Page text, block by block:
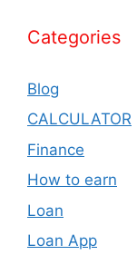
Categories
Blog
CALCULATOR
Finance
How to earn
Loan
Loan App